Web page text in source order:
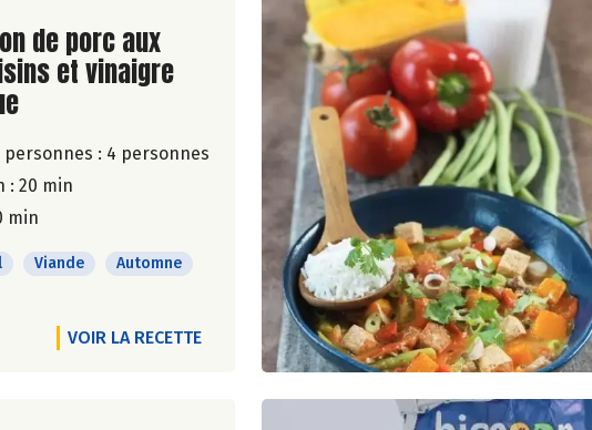
de la recette
de porc aux
et vinaigre
: 4 personnes
: 20 min
min
Viande Automne
VOIR LA RECETTE